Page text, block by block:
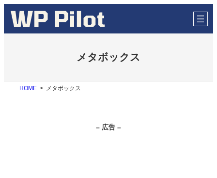
ス
メタボックス
HOME メタボックス
– 広告 –